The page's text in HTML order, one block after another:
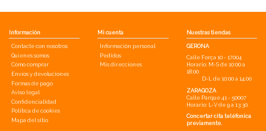
Información
Contacte con nosotros
Quíenes somos
Cómo comprar
Envíos y devoluciones
Formas de pago
Aviso legal
Confidencialidad
Política de cookies
Mapa del sitio
Mi cuenta
Información personal
Pedidos
Mis direcciones
Nuestras tiendas
GERONA
Calle Força 10 - 17004
Horario: M-S de 10:00 a
18:00
D-L de 10:00 a 14:00
ZARAGOZA
Calle Parque 41 - 50007
Horario: L-V de 9 a 13:30.
Concertar cita teléfonica
previamente.